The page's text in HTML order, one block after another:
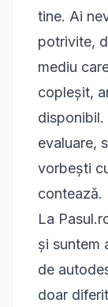
tine. Ai
potrivite,
mediu
copleșit,
evaluare,
vorbești
contează.
La
și suntem
de
doar